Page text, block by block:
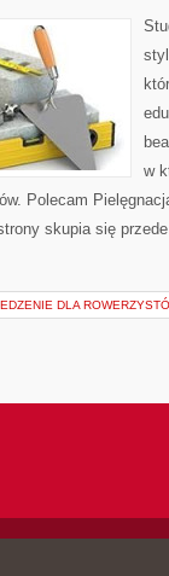
w
Polecam
skupia się
DLA